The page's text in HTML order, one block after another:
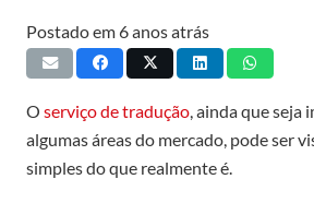
Postado em6 anos atrás
O serviço de tradução, ainda que seja
algumas áreas do mercado, pode ser
simples do que realmente é.